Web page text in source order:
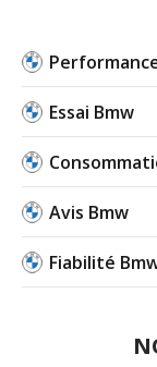
Essai Bmw
Avis Bmw
Fiabilité